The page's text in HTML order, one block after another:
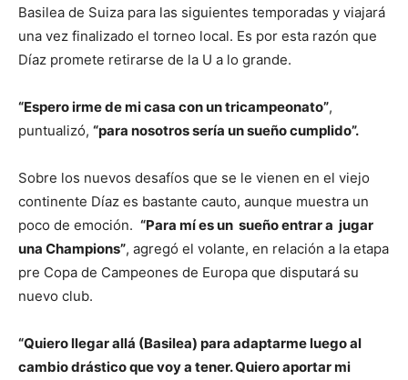
Basilea de Suiza para las siguientes temporadas y viajará
una vez finalizado el torneo local. Es por esta razón que
Díaz promete retirarse de la U a lo grande.
“Espero irme de mi casa con un tricampeonato”,
puntualizó, “para nosotros sería un sueño cumplido”.
Sobre los nuevos desafíos que se le vienen en el viejo
continente Díaz es bastante cauto, aunque muestra un
poco de emoción. “Para mí es un sueño entrar a jugar
una Champions”, agregó el volante, en relación a la etapa
pre Copa de Campeones de Europa que disputará su
nuevo club.
“Quiero llegar allá (Basilea) para adaptarme luego al
cambio drástico que voy a tener. Quiero aportar mi